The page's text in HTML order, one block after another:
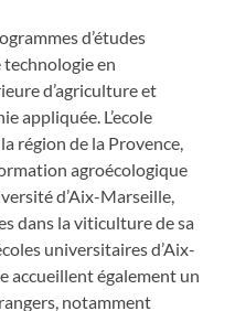
d’études
technologie en
d’agriculture et
appliquée. L’ecole
région de la Provence,
agroécologique
d’Aix-Marseille,
dans la viticulture de sa
universitaires d’Aix-
accueillent également un
notamment